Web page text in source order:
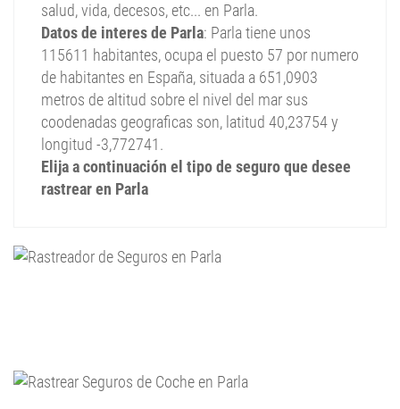
salud, vida, decesos, etc... en Parla.
Datos de interes de Parla: Parla tiene unos
115611 habitantes, ocupa el puesto 57 por numero
de habitantes en España, situada a 651,0903
metros de altitud sobre el nivel del mar sus
coodenadas geograficas son, latitud 40,23754 y
longitud -3,772741.
Elija a continuación el tipo de seguro que desee
rastrear en Parla